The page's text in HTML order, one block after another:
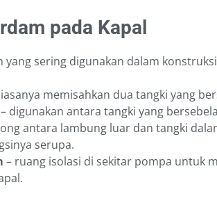
pada Kapal
sering digunakan dalam
memisahkan dua tangki yang
– digunakan antara tangki yang
antara lambung luar dan tangki
serupa.
– ruang isolasi di sekitar pompa untuk